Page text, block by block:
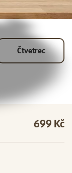
Čtvetrec
699 Kč